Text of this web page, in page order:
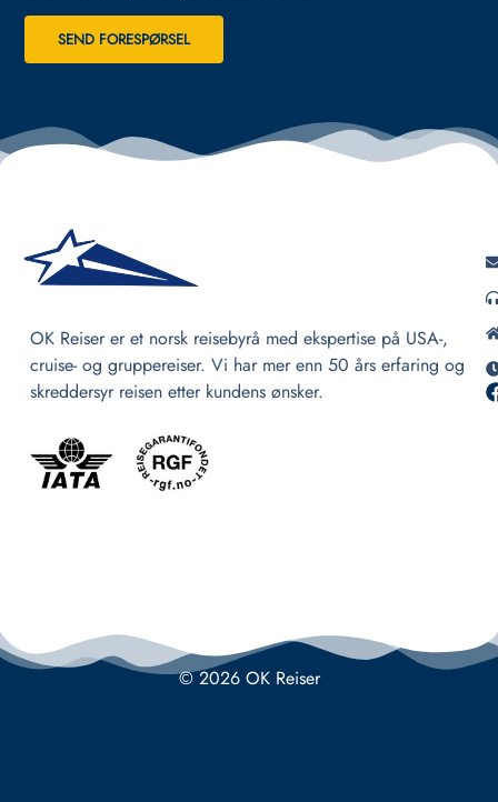
SEND FORESPØRSEL
OK Reiser er et norsk reisebyrå med ekspertise på USA-,
cruise- og gruppereiser. Vi har mer enn 50 års erfaring og
skreddersyr reisen etter kundens ønsker.
© 2026 OK Reiser